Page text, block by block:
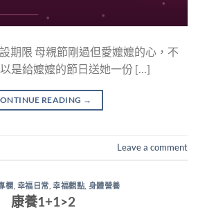
期限 母親節剛過但愛嬤嬤的心，不
是給嬤嬤的節日送她一份 […]
READING →
Leave a comment
欄 幸福日常 ,幸福觀點 身體營養
康養1+1>2